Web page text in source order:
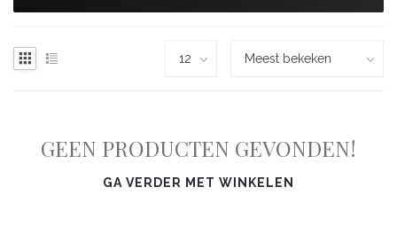
GEEN PRODUCTEN GEVONDEN!
GA VERDER MET WINKELEN